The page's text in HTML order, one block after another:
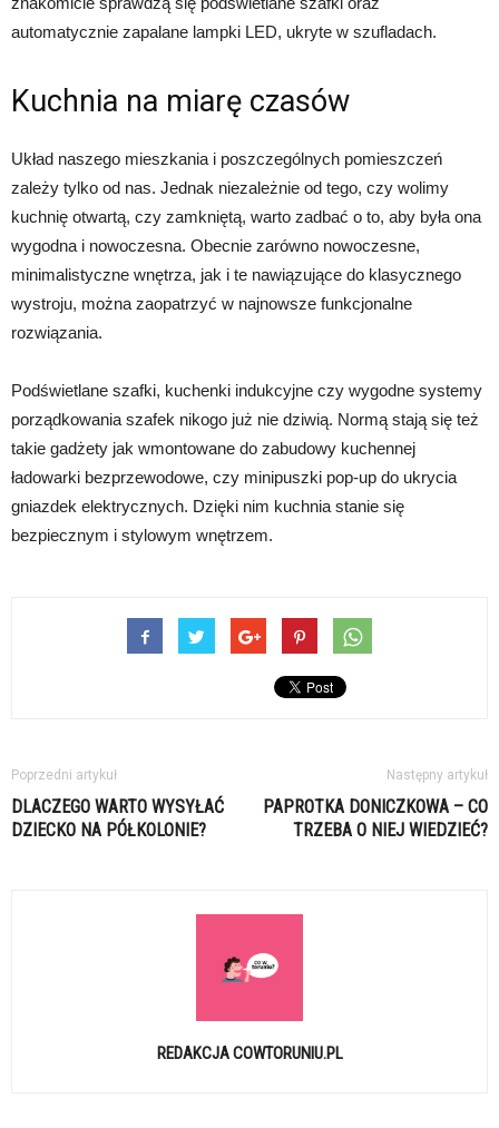
automatycznie zapalane lampki LED, ukryte w szufladach.
Kuchnia na miarę czasów
Układ naszego mieszkania i poszczególnych pomieszczeń
zależy tylko od nas. Jednak niezależnie od tego, czy wolimy
kuchnię otwartą, czy zamkniętą, warto zadbać o to, aby była ona
wygodna i nowoczesna. Obecnie zarówno nowoczesne,
minimalistyczne wnętrza, jak i te nawiązujące do klasycznego
wystroju, można zaopatrzyć w najnowsze funkcjonalne
rozwiązania.
Podświetlane szafki, kuchenki indukcyjne czy wygodne systemy
porządkowania szafek nikogo już nie dziwią. Normą stają się też
takie gadżety jak wmontowane do zabudowy kuchennej
ładowarki bezprzewodowe, czy minipuszki pop-up do ukrycia
gniazdek elektrycznych. Dzięki nim kuchnia stanie się
bezpiecznym i stylowym wnętrzem.
Poprzedni artykuł
DLACZEGO WARTO WYSYŁAĆ
DZIECKO NA PÓŁKOLONIE?
Następny artykuł
PAPROTKA DONICZKOWA – CO
TRZEBA O NIEJ WIEDZIEĆ?
REDAKCJA COWTORUNIU.PL